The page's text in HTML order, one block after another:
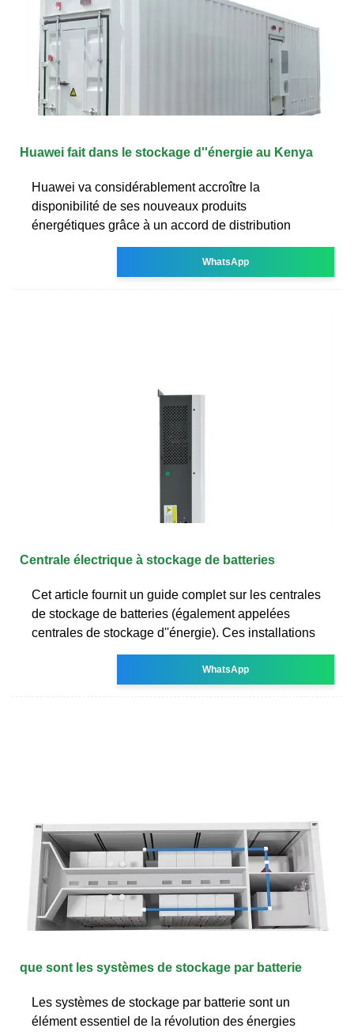
Huawei fait dans le stockage d''énergie au Kenya
Huawei va considérablement accroître la
disponibilité de ses nouveaux produits
énergétiques grâce à un accord de distribution
WhatsApp
Centrale électrique à stockage de batteries
Cet article fournit un guide complet sur les centrales
de stockage de batteries (également appelées
centrales de stockage d''énergie). Ces installations
WhatsApp
que sont les systèmes de stockage par batterie
Les systèmes de stockage par batterie sont un
élément essentiel de la révolution des énergies